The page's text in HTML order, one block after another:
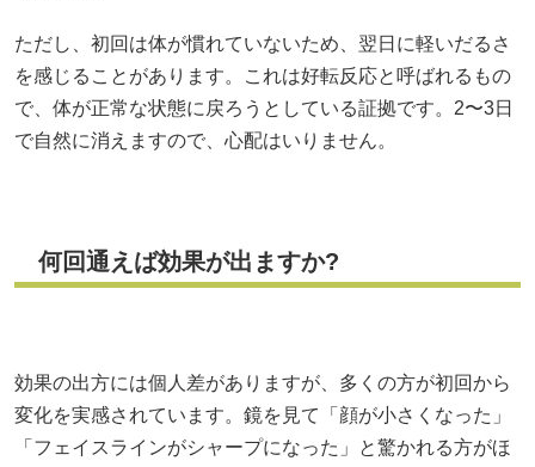
ただし、初回は体が慣れていないため、翌日に軽いだるさ
を感じることがあります。これは好転反応と呼ばれるもの
で、体が正常な状態に戻ろうとしている証拠です。2〜3日
で自然に消えますので、心配はいりません。
何回通えば効果が出ますか?
効果の出方には個人差がありますが、多くの方が初回から
変化を実感されています。鏡を見て「顔が小さくなった」
「フェイスラインがシャープになった」と驚かれる方がほ